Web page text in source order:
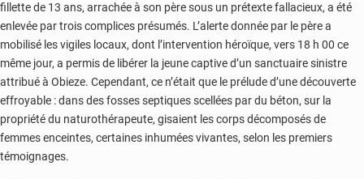
fillette de 13 ans, arrachée à son père sous un prétexte fallacieux, a été
enlevée par trois complices présumés. L’alerte donnée par le père a
mobilisé les vigiles locaux, dont l’intervention héroïque, vers 18 h 00 ce
même jour, a permis de libérer la jeune captive d’un sanctuaire sinistre
attribué à Obieze. Cependant, ce n’était que le prélude d’une découverte
effroyable : dans des fosses septiques scellées par du béton, sur la
propriété du naturothérapeute, gisaient les corps décomposés de
femmes enceintes, certaines inhumées vivantes, selon les premiers
témoignages.